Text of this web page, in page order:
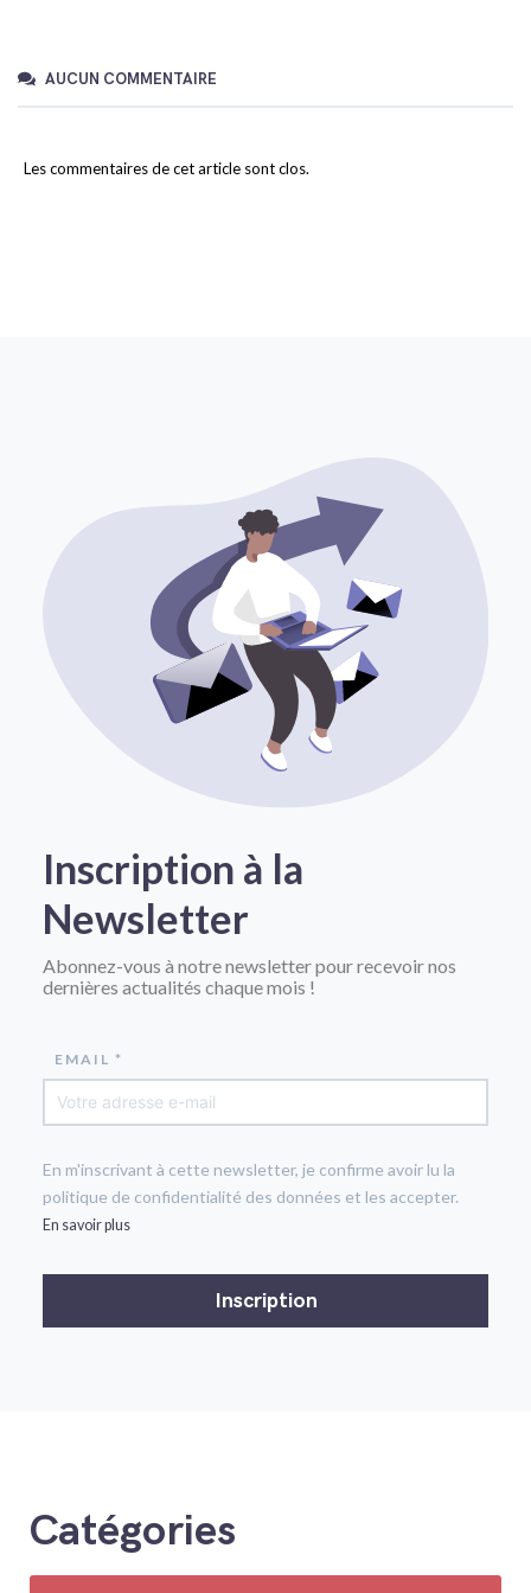
AUCUN COMMENTAIRE
Les commentaires de cet article sont clos.
Inscription à la
Newsletter
Abonnez-vous à notre newsletter pour recevoir nos
dernières actualités chaque mois !
EMAIL *
En m'inscrivant à cette newsletter, je confirme avoir lu la
politique de confidentialité des données et les accepter.
En savoir plus
Catégories